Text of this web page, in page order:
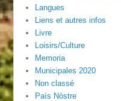
Langues
Liens et autres infos
Livre
Loisirs/Culture
Memoria
Municipales 2020
Non classé
País Nòstre